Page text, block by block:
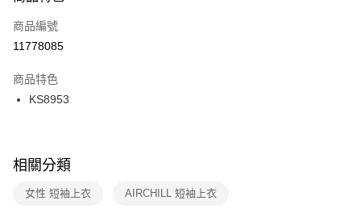
【「AFTEE先享後付」結帳流程】
１．於結帳方式選擇「AFTEE先享後付」後，將跳轉至「AFTEE先享後付」
２．訂單成立數日內，您將收到繳費通知簡訊。
３．收到繳費通知簡訊後14天內，點擊此簡訊中的連結，可透過四大超商／
ATM／網路銀行／等多元方式進行付款，方視為交易完成。
※ 交易是否成功請以「AFTEE先享後付 」之結帳頁面顯示為準，若有關於
是否繳費成功／繳費後需取消欲退款等相關疑問，請聯繫「AFTEE先享後付
客戶支援中心」https://netprotections.freshdesk.com/support/home
宅配
每筆NT$100，滿NT$1,500(含以上)免運費
付款後門市自取
每筆NT$100，滿NT$1,500(含以上)免運費
商品編號
11778085
商品特色
KS8953
相關分類
女性 短袖上衣 AIRCHILL 短袖上衣